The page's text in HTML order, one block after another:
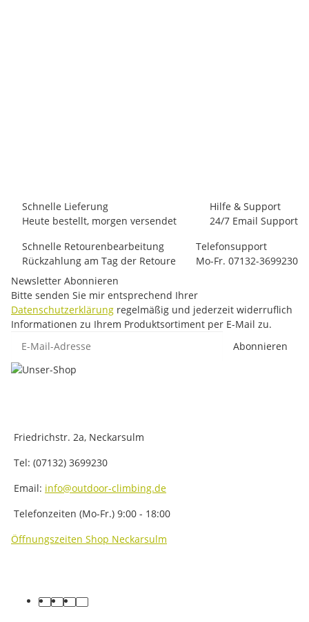
Schnelle Lieferung
Heute bestellt, morgen versendet
Hilfe & Support
24/7 Email Support
Schnelle Retourenbearbeitung
Rückzahlung am Tag der Retoure
Telefonsupport
Mo-Fr. 07132-3699230
Newsletter Abonnieren
Bitte senden Sie mir entsprechend Ihrer
Datenschutzerklärung regelmäßig und jederzeit widerruflich
Informationen zu Ihrem Produktsortiment per E-Mail zu.
Abonnieren
Friedrichstr. 2a, Neckarsulm
Tel: (07132) 3699230
Email: info@outdoor-climbing.de
Telefonzeiten (Mo-Fr.) 9:00 - 18:00
Öffnungszeiten Shop Neckarsulm
facebook
youtube
instagram
tiktok